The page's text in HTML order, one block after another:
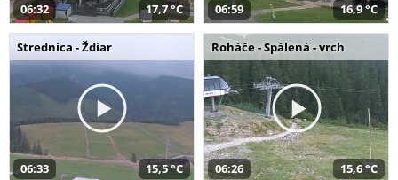
06:32 17,7 °C 06:59 16,9 °C
Strednica - Ždiar
06:33 15,5 °C
Roháče - Spálená - vrch
06:26 15,6 °C